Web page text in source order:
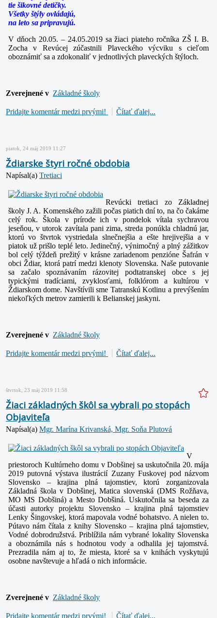
tie šikovné detičky.
Všetky štýly ovládajú,
na leto sa pripravujú.
V dňoch 20.05. – 24.05.2019 sa žiaci piateho ročníka ZŠ I. B.
Zocha v Revúcej zúčastnili Plaveckého výcviku s cieľom
oboznámiť sa a zdokonaliť v jednotlivých plaveckých štýloch.
Zverejnené v Základné školy
Pridajte komentár medzi prvými! Čítať ďalej...
piatok, 24 máj 2019 11:27
Ždiarske štyri ročné obdobia
Napísal(a) Tretiaci
Revúcki tretiaci zo Základnej
školy J. A. Komenského zažili počas piatich dní to, na čo čakáme
celý rok. Škola v prírode ich v pondelok vítala sychravou
jeseňou, v utorok zavítala pani zima, streda ponúkla chladnú jar,
ktorú vo štvrtok vystriedala slnečnejšia a ešte hrejivejšia a v
piatok už prišlo teplé leto. Jedinečný, výnimočný a plný zážitkov
bol celý týždeň prežitý v krásne zariadenom penzióne Šafrán v
obci Ždiar, ktorá patrí medzi klenoty Slovenska. Naše putovanie
sa začalo spoznávaním rázovitej podtatranskej obce s jej
typickými tradíciami, zvyklosťami, folklórom a kultúrou v
Ždiarskom dome. Navštívili sme Tatranskú Kotlinu a prevýšením
niekoľkých metrov zamierili k Belianskej jaskyni.
Zverejnené v Základné školy
Pridajte komentár medzi prvými! Čítať ďalej...
štvrtok, 23 máj 2019 11:58
Žiaci základných škôl sa vybrali po stopách
Objaviteľa
Napísal(a) Mgr. Marína Krivanská, Mgr. Soňa Plutová
V
priestoroch Kultúrneho domu v Dobšinej sa uskutočnila 20. mája
2019 putovná výstava ilustrácií Zuzany Fuskovej pod názvom
Slovensko – krajina plná tajomstiev, ktorú zorganizovala
Základná škola v Dobšinej, Matica slovenská (DMS Rožňava,
MO MS Dobšiná) a Mesto Dobšiná. Uskutočnila sa beseda za
účasti autorky projektu Slovensko – krajina plná tajomstiev
Lenky Šingovskej, ktorá mapovala vodné bohatstvo. A nielen to.
Pútavo nám čítala z knihy Slovensko – krajina plná tajomstiev,
Vodné dobrodružstvá. Priblížila nám vybrané lokality Slovenska
a oboznámila nás s hodnotou vody a odhalila jej tajomstvá.
Prezradila nám aj to, že miesta, ktoré sa v knihách vyskytujú
osobne navštevuje a hľadá o nich informácie.
Zverejnené v Základné školy
Pridajte komentár medzi prvými! Čítať ďalej...